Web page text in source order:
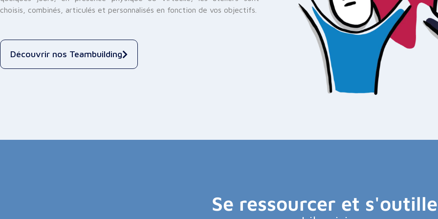
choisis, combinés, articulés et personnalisés en fonction de vos objectifs.
Découvrir nos Teambuilding
Se ressourcer et